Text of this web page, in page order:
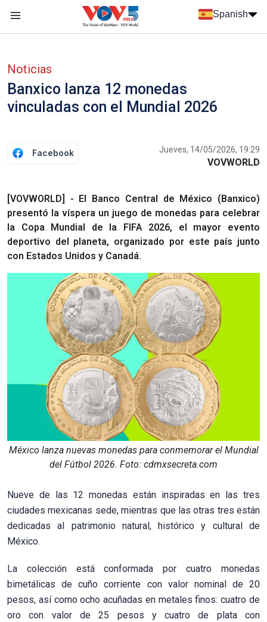
Spanish
Noticias
Banxico lanza 12 monedas
vinculadas con el Mundial 2026
Facebook Jueves, 14/05/2026, 19:29
VOVWORLD
[VOVWORLD] - El Banco Central de México (Banxico)
presentó la víspera un juego de monedas para celebrar
la Copa Mundial de la FIFA 2026, el mayor evento
deportivo del planeta, organizado por este país junto
con Estados Unidos y Canadá.
México lanza nuevas monedas para conmemorar el Mundial
del Fútbol 2026. Foto: cdmxsecreta.com
Nueve de las 12 monedas están inspiradas en las tres
ciudades mexicanas sede, mientras que las otras tres están
dedicadas al patrimonio natural, histórico y cultural de
México.
La colección está conformada por cuatro monedas
bimetálicas de cuño corriente con valor nominal de 20
pesos, así como ocho acuñadas en metales finos: cuatro de
oro con valor de 25 pesos y cuatro de plata con